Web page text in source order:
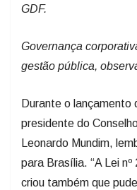
GDF.
Governança
gestão pública,
Durante o
presidente do
Leonardo Mundim,
para Brasília. “A Lei
criou também que